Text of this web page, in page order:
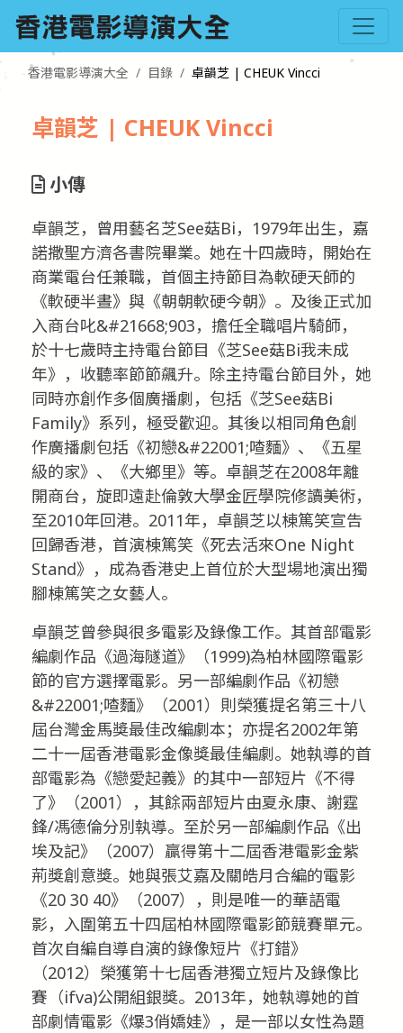
香港電影導演大全 目錄 卓韻芝 | CHEUK Vincci
卓韻芝 | CHEUK Vincci
小傳
卓韻芝，曾用藝名芝See菇Bi，1979年出生，嘉
諾撒聖方濟各書院畢業。她在十四歲時，開始在
商業電台任兼職，首個主持節目為軟硬天師的
《軟硬半晝》與《朝朝軟硬今朝》。及後正式加
入商台叱&#21668;903，擔任全職唱片騎師，
於十七歲時主持電台節目《芝See菇Bi我未成
年》，收聽率節節飆升。除主持電台節目外，她
同時亦創作多個廣播劇，包括《芝See菇Bi
Family》系列，極受歡迎。其後以相同角色創
作廣播劇包括《初戀&#22001;喳麵》、《五星
級的家》、《大鄉里》等。卓韻芝在2008年離
開商台，旋即遠赴倫敦大學金匠學院修讀美術，
至2010年回港。2011年，卓韻芝以棟篤笑宣告
回歸香港，首演棟篤笑《死去活來One Night
Stand》，成為香港史上首位於大型場地演出獨
腳棟篤笑之女藝人。
卓韻芝曾參與很多電影及錄像工作。其首部電影
編劇作品《過海隧道》（1999)為柏林國際電影
節的官方選擇電影。另一部編劇作品《初戀
&#22001;喳麵》（2001）則榮獲提名第三十八
屆台灣金馬獎最佳改編劇本；亦提名2002年第
二十一屆香港電影金像獎最佳編劇。她執導的首
部電影為《戀愛起義》的其中一部短片《不得
了》（2001），其餘兩部短片由夏永康、謝霆
鋒/馮德倫分別執導。至於另一部編劇作品《出
埃及記》（2007）贏得第十二屆香港電影金紫
荊獎創意獎。她與張艾嘉及關皓月合編的電影
《20 30 40》（2007），則是唯一的華語電
影，入圍第五十四屆柏林國際電影節競賽單元。
首次自編自導自演的錄像短片《打錯》
（2012）榮獲第十七屆香港獨立短片及錄像比
賽（ifva)公開組銀獎。2013年，她執導她的首
部劇情電影《爆3俏嬌娃》，是一部以女性為題